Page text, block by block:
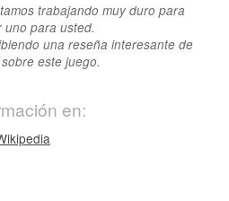
trabajando muy duro para
uno para usted.
una reseña interesante de
este juego.
en: